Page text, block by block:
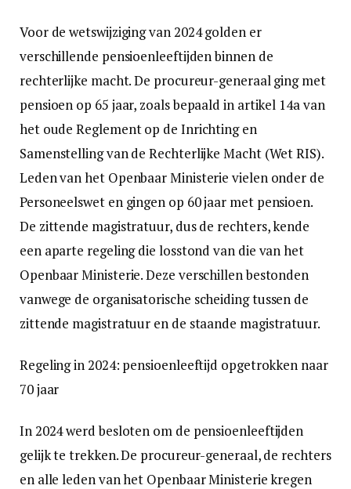
Voor de wetswijziging van 2024 golden er
verschillende pensioenleeftijden binnen de
rechterlijke macht. De procureur-generaal ging met
pensioen op 65 jaar, zoals bepaald in artikel 14a van
het oude Reglement op de Inrichting en
Samenstelling van de Rechterlijke Macht (Wet RIS).
Leden van het Openbaar Ministerie vielen onder de
Personeelswet en gingen op 60 jaar met pensioen.
De zittende magistratuur, dus de rechters, kende
een aparte regeling die losstond van die van het
Openbaar Ministerie. Deze verschillen bestonden
vanwege de organisatorische scheiding tussen de
zittende magistratuur en de staande magistratuur.
Regeling in 2024: pensioenleeftijd opgetrokken naar
70 jaar
In 2024 werd besloten om de pensioenleeftijden
gelijk te trekken. De procureur-generaal, de rechters
en alle leden van het Openbaar Ministerie kregen